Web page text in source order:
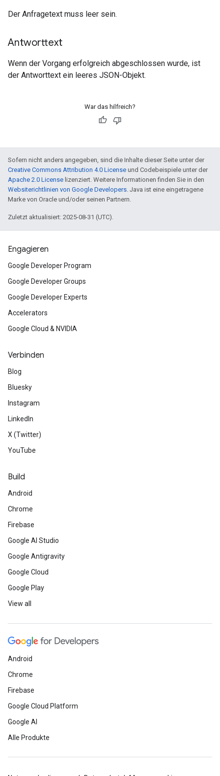
Der Anfragetext muss leer sein.
Antworttext
Wenn der Vorgang erfolgreich abgeschlossen wurde, ist
der Antworttext ein leeres JSON-Objekt.
War das hilfreich?
Sofern nicht anders angegeben, sind die Inhalte dieser Seite unter der
Creative Commons Attribution 4.0 License und Codebeispiele unter der
Apache 2.0 License lizenziert. Weitere Informationen finden Sie in den
Websiterichtlinien von Google Developers. Java ist eine eingetragene
Marke von Oracle und/oder seinen Partnern.
Zuletzt aktualisiert: 2025-08-31 (UTC).
Engagieren
Google Developer Program
Google Developer Groups
Google Developer Experts
Accelerators
Google Cloud & NVIDIA
Verbinden
Blog
Bluesky
Instagram
LinkedIn
X (Twitter)
YouTube
Build
Android
Chrome
Firebase
Google AI Studio
Google Antigravity
Google Cloud
Google Play
View all
Android
Chrome
Firebase
Google Cloud Platform
Google AI
Alle Produkte